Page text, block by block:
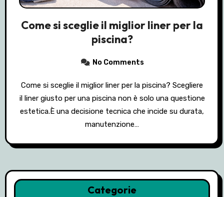
Come si sceglie il miglior liner per la
piscina?
No Comments
Come si sceglie il miglior liner per la piscina? Scegliere
il liner giusto per una piscina non è solo una questione
estetica.È una decisione tecnica che incide su durata,
manutenzione…
Categorie